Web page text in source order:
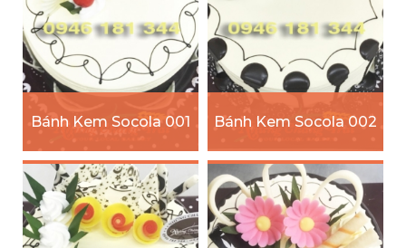
Bánh Kem Socola 001 Bánh Kem Socola 002